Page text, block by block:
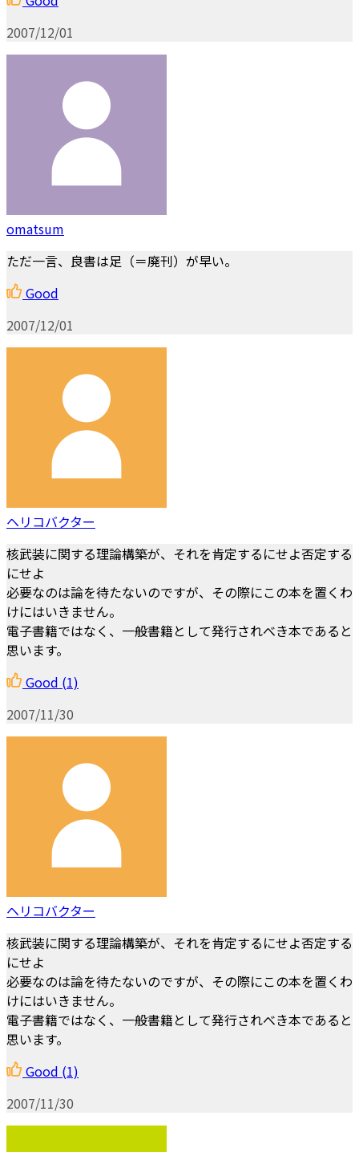
2007/12/01
omatsum
ただ一言、良書は足（＝廃刊）が早い。
Good
2007/12/01
ヘリコバクター
核武装に関する理論構築が、それを肯定するにせよ否定する
にせよ
必要なのは論を待たないのですが、その際にこの本を置くわ
けにはいきません。
電子書籍ではなく、一般書籍として発行されべき本であると
思います。
Good (1)
2007/11/30
ヘリコバクター
核武装に関する理論構築が、それを肯定するにせよ否定する
にせよ
必要なのは論を待たないのですが、その際にこの本を置くわ
けにはいきません。
電子書籍ではなく、一般書籍として発行されべき本であると
思います。
Good (1)
2007/11/30